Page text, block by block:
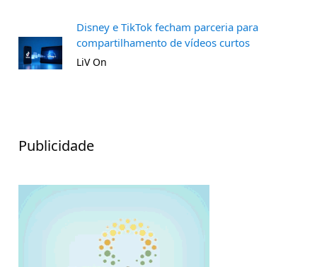
Disney e TikTok fecham parceria para
compartilhamento de vídeos curtos
LiV On
Publicidade